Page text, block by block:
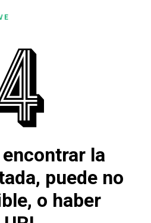
la
puede no
o haber